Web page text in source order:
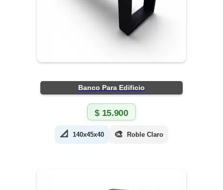
Banco Para Edificio
$15.900
📐 140x45x40 🎨 Roble Claro